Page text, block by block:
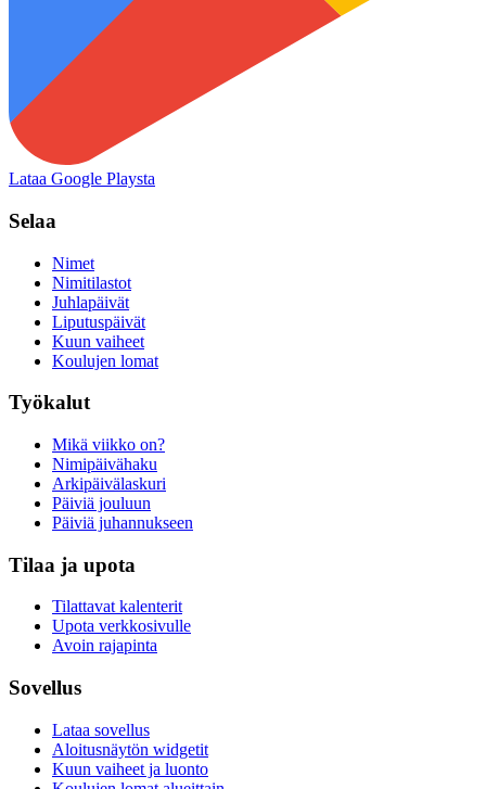
Lataa Google Playsta
Selaa
Nimet
Nimitilastot
Juhlapäivät
Liputuspäivät
Kuun vaiheet
Koulujen lomat
Työkalut
Mikä viikko on?
Nimipäivähaku
Arkipäivälaskuri
Päiviä jouluun
Päiviä juhannukseen
Tilaa ja upota
Tilattavat kalenterit
Upota verkkosivulle
Avoin rajapinta
Sovellus
Lataa sovellus
Aloitusnäytön widgetit
Kuun vaiheet ja luonto